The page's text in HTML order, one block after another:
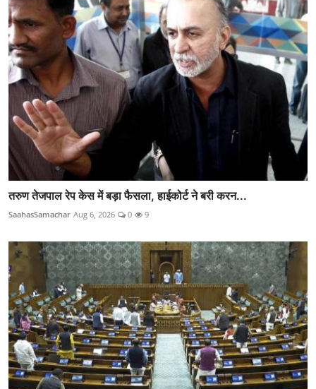
तरुण तेजपाल रेप केस में बड़ा फैसला, हाईकोर्ट ने बरी करन...
SaahasSamachar Aug 6, 2026 0 9